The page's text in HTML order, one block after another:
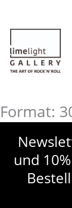
springen
Format:
und